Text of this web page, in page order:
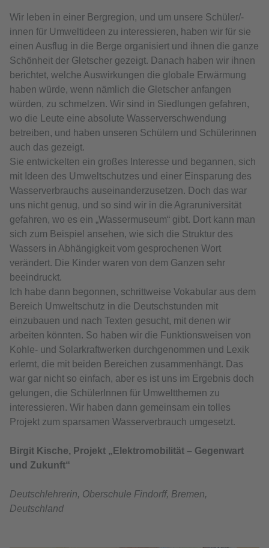
Wir leben in einer Bergregion, und um unsere Schüler/-
innen für Umweltideen zu interessieren, haben wir für sie
einen Ausflug in die Berge organisiert und ihnen die ganze
Schönheit der Gletscher gezeigt. Danach haben wir ihnen
berichtet, welche Auswirkungen die globale Erwärmung
haben würde, wenn nämlich die Gletscher anfangen
würden, zu schmelzen. Wir sind in Siedlungen gefahren,
wo die Leute eine absolute Wasserverschwendung
betreiben, und haben unseren Schülern und Schülerinnen
auch das gezeigt.
Sie entwickelten ein großes Interesse und begannen, sich
mit Ideen des Umweltschutzes und einer Einsparung des
Wasserverbrauchs auseinanderzusetzen. Doch das war
uns nicht genug, und so sind wir in die Agraruniversität
gefahren, wo es ein „Wassermuseum“ gibt. Dort kann man
sich zum Beispiel ansehen, wie sich die Struktur des
Wassers in Abhängigkeit vom gesprochenen Wort
verändert. Die Kinder waren von dem Ganzen sehr
beeindruckt.
Ich habe dann begonnen, schrittweise Vokabular aus dem
Bereich Umweltschutz in die Deutschstunden mit
einzubauen und nach Texten gesucht, mit denen wir
arbeiten könnten. So haben wir die Funktionsweisen von
Kohle- und Solarkraftwerken durchgenommen und Lexik
erlernt, die mit beiden Bereichen zusammenhängt. Das
war gar nicht so einfach, aber es ist uns im Ergebnis doch
gelungen, die SchülerInnen für Umweltthemen zu
interessieren. Wir haben dann gemeinsam ein tolles
Projekt zum sparsamen Wasserverbrauch umgesetzt.
Birgit Kische, Projekt „Elektromobilität – Gegenwart
und Zukunft“
Deutschlehrerin, Oberschule Findorff, Bremen,
Deutschland